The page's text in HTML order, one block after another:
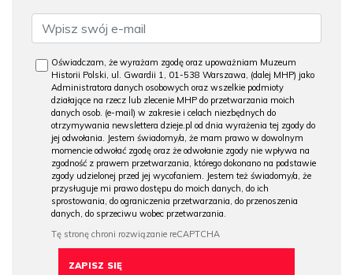
Oświadczam, że wyrażam zgodę oraz upoważniam Muzeum
Historii Polski, ul. Gwardii 1, 01-538 Warszawa, (dalej MHP) jako
Administratora danych osobowych oraz wszelkie podmioty
działające na rzecz lub zlecenie MHP do przetwarzania moich
danych osob. (e-mail) w zakresie i celach niezbędnych do
otrzymywania newslettera dzieje.pl od dnia wyrażenia tej zgody do
jej odwołania. Jestem świadomy/a, że mam prawo w dowolnym
momencie odwołać zgodę oraz że odwołanie zgody nie wpływa na
zgodność z prawem przetwarzania, którego dokonano na podstawie
zgody udzielonej przed jej wycofaniem. Jestem też świadomy/a, że
przysługuje mi prawo dostępu do moich danych, do ich
sprostowania, do ograniczenia przetwarzania, do przenoszenia
danych, do sprzeciwu wobec przetwarzania.